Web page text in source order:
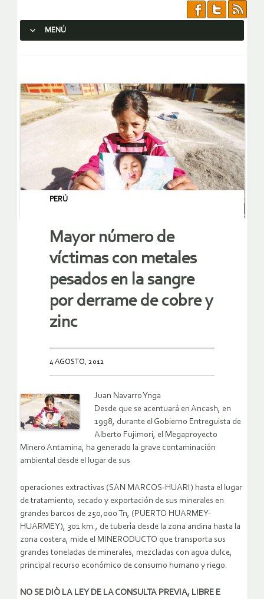
MENÚ
PERÚ
Mayor número de
víctimas con metales
pesados en la sangre
por derrame de cobre y
zinc
4 AGOSTO, 2012
Juan Navarro Ynga
Desde que se acentuará en Ancash, en
1998, durante el Gobierno Entreguista de
Alberto Fujimori, el Megaproyecto
Minero Antamina, ha generado la grave contaminación
ambiental desde el lugar de sus
operaciones extractivas (SAN MARCOS-HUARI) hasta el lugar
de tratamiento, secado y exportación de sus minerales en
grandes barcos de 250,000 Tn, (PUERTO HUARMEY-
HUARMEY), 301 km., de tuberìa desde la zona andina hasta la
zona costera, mide el MINERODUCTO que transporta sus
grandes toneladas de minerales, mezcladas con agua dulce,
principal recurso económico de consumo humano y riego.
NO SE DIÒ LA LEY DE LA CONSULTA PREVIA, LIBRE E